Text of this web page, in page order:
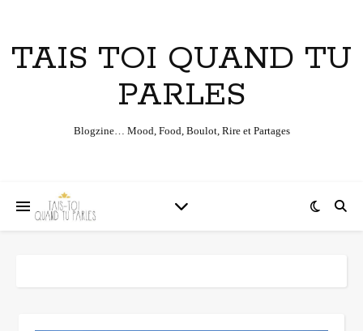
TAIS TOI QUAND TU
PARLES
Blogzine… Mood, Food, Boulot, Rire et Partages